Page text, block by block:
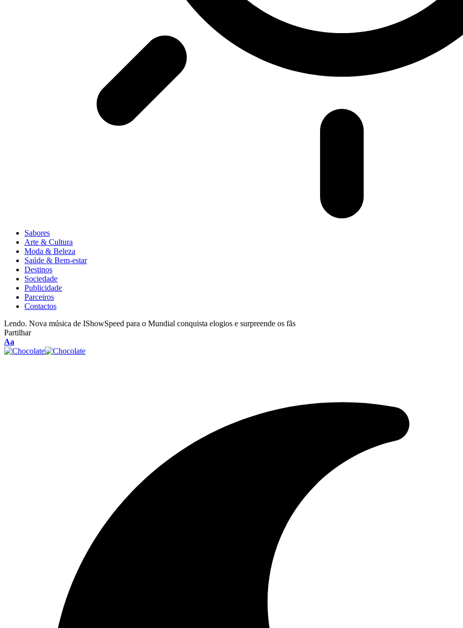
Sabores
Arte & Cultura
Moda & Beleza
Saúde & Bem-estar
Destinos
Sociedade
Publicidade
Parceiros
Contactos
Lendo. Nova música de IShowSpeed para o Mundial conquista elogios e surpreende os fãs
Partilhar
Aa